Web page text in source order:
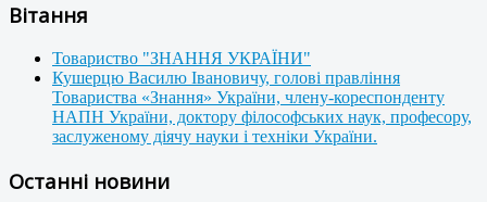
Вітання
Товариство "ЗНАННЯ УКРАЇНИ"
Кушерцю Василю Івановичу, голові правління
Товариства «Знання» України, члену-кореспонденту
НАПН України, доктору філософських наук, професору,
заслуженому діячу науки і техніки України.
Останні новини